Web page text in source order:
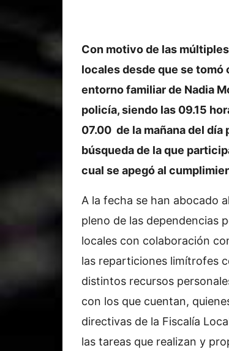
Con motivo de las
locales desde que se
entorno familiar de Nadia
policía, siendo las 09.15
07.00 de la mañana del día
búsqueda de la que
cual se apegó al
A la fecha se han abocado
pleno de las dependencias
locales con colaboración
las reparticiones limítrofes
distintos recursos
con los que cuentan,
directivas de la Fiscalía
las tareas que realizan y